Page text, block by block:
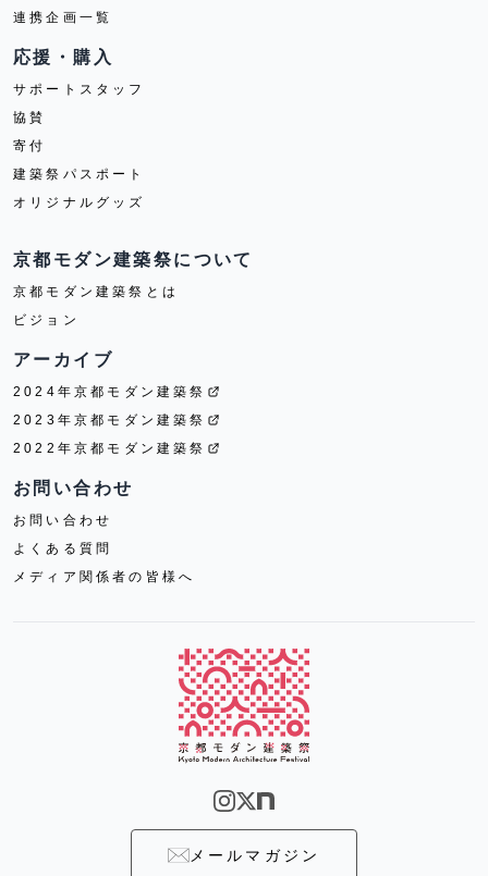
連携企画一覧
応援・購入
サポートスタッフ
協賛
寄付
建築祭パスポート
オリジナルグッズ
京都モダン建築祭について
京都モダン建築祭とは
ビジョン
アーカイブ
2024年京都モダン建築祭
2023年京都モダン建築祭
2022年京都モダン建築祭
お問い合わせ
お問い合わせ
よくある質問
メディア関係者の皆様へ
メールマガジン